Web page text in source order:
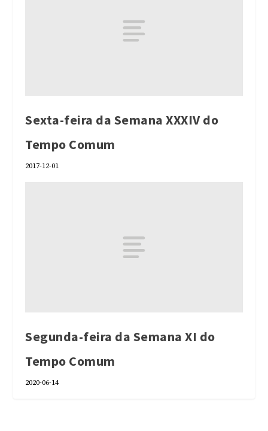
Sexta-feira da Semana XXXIV do
Tempo Comum
2017-12-01
Segunda-feira da Semana XI do
Tempo Comum
2020-06-14